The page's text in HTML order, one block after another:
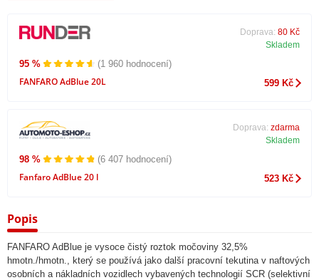
95 % (1 960 hodnocení)
FANFARO AdBlue 20L
Doprava: 80 Kč
Skladem
599 Kč
98 % (6 407 hodnocení)
Fanfaro AdBlue 20 l
Doprava: zdarma
Skladem
523 Kč
Popis
FANFARO AdBlue je vysoce čistý roztok močoviny 32,5%
hmotn./hmotn., který se používá jako další pracovní tekutina v naftových
osobních a nákladních vozidlech vybavených technologií SCR (selektivní